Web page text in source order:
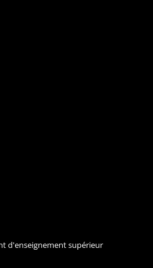
d'enseignement supérieur